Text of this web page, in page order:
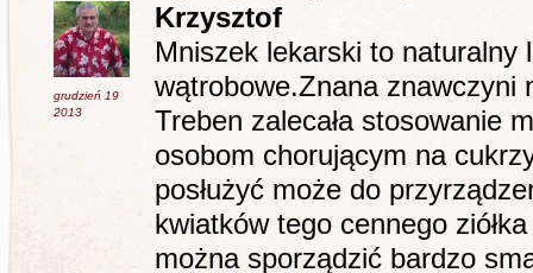
grudzień 19
2013
Krzysztof
Mniszek lekarski to naturalny
wątrobowe.Znana znawczyni
Treben zalecała stosowanie
osobom chorującym na
posłużyć może do
kwiatków tego cennego
można sporządzić bardzo